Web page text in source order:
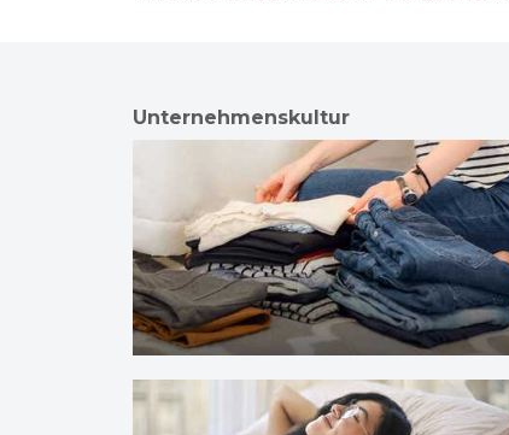
Unternehmenskultur